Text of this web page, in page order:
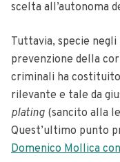
scelta all’autonoma
Tuttavia, specie
prevenzione della
criminali ha
rilevante e tale da
plating (sancito alla
Quest’ultimo punto
Domenico Mollica